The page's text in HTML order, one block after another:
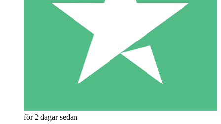
för 2 dagar sedan